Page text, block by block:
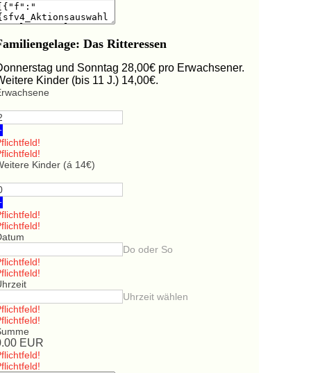
Das Ritteressen
und Sonntag 28,00€ pro Erwachsener.
Kinder (bis 11 J.) 14,00€.
Kinder (á 14€)
Do oder So
Uhrzeit wählen
EUR